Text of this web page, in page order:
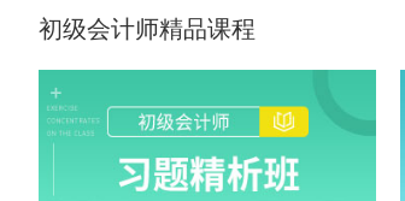
初级会计师精品课程